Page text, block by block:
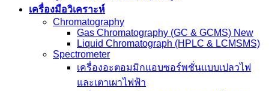
เครื่องมือวิเคราะห์
Chromatography
Gas Chromatography (GC & GCMS) New
Liquid Chromatograph (HPLC & LCMSMS)
Spectrometer
เครื่องอะตอมมิกแอบซอร์พชั่นแบบเปลวไฟ
และเตาเผาไฟฟ้า